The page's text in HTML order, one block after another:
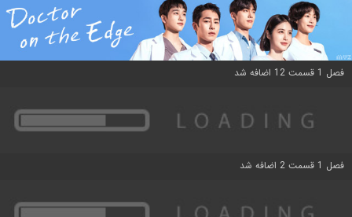
فصل 1 قسمت 12 اضافه شد
فصل 1 قسمت 2 اضافه شد